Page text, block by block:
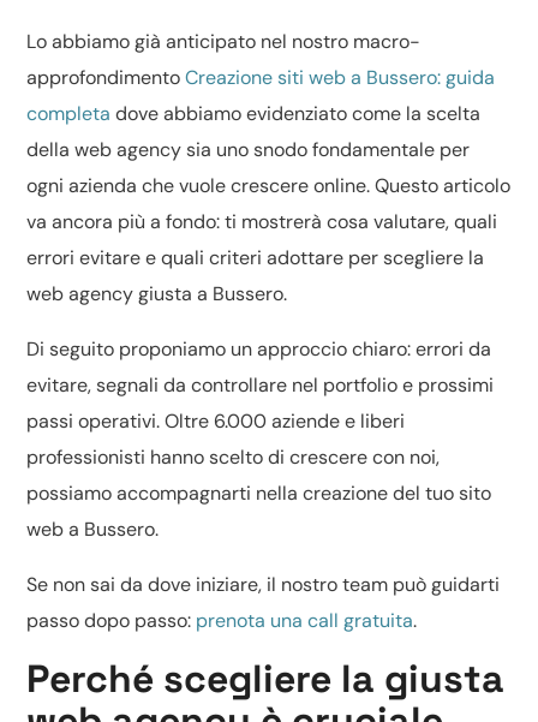
Lo abbiamo già anticipato nel nostro macro-
approfondimentoCreazione siti web a Bussero: guida
completa dove abbiamo evidenziato come la scelta
della web agency sia uno snodo fondamentale per
ogni azienda che vuole crescere online. Questo articolo
va ancora più a fondo: ti mostrerà cosa valutare, quali
errori evitare e quali criteri adottare per scegliere la
web agency giusta a Bussero.
Di seguito proponiamo un approccio chiaro: errori da
evitare, segnali da controllare nel portfolio e prossimi
passi operativi. Oltre 6.000 aziende e liberi
professionisti hanno scelto di crescere con noi,
possiamo accompagnarti nella creazione del tuo sito
web a Bussero.
Se non sai da dove iniziare, il nostro team può guidarti
passo dopo passo: prenota una call gratuita.
Perché scegliere la giusta